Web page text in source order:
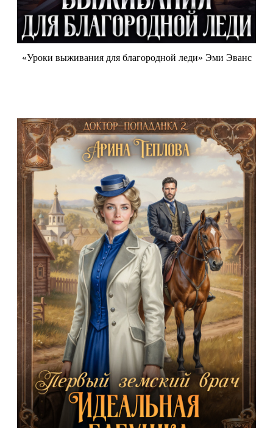
«Уроки выживания для благородной леди» Эми Эванс